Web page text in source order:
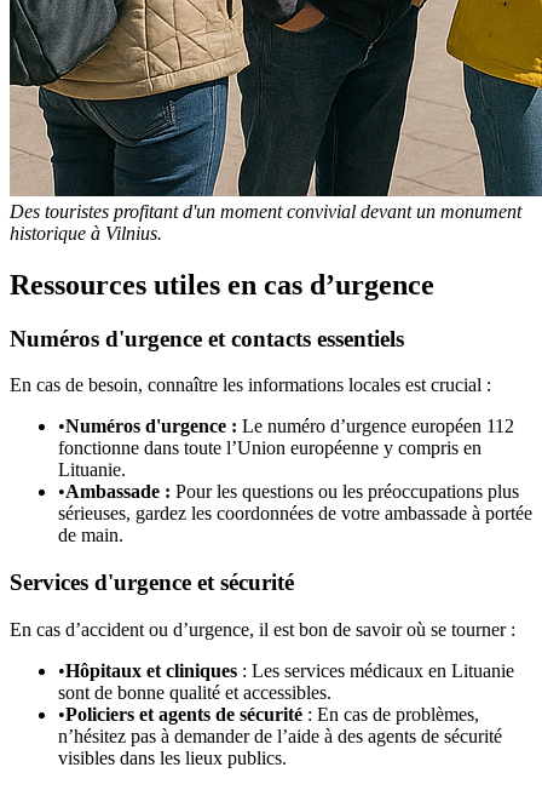
Des touristes profitant d'un moment convivial devant un monument
historique à Vilnius.
Ressources utiles en cas d’urgence
Numéros d'urgence et contacts essentiels
En cas de besoin, connaître les informations locales est crucial :
•Numéros d'urgence : Le numéro d’urgence européen 112
fonctionne dans toute l’Union européenne y compris en
Lituanie.
•Ambassade : Pour les questions ou les préoccupations plus
sérieuses, gardez les coordonnées de votre ambassade à portée
de main.
Services d'urgence et sécurité
En cas d’accident ou d’urgence, il est bon de savoir où se tourner :
•Hôpitaux et cliniques : Les services médicaux en Lituanie
sont de bonne qualité et accessibles.
•Policiers et agents de sécurité : En cas de problèmes,
n’hésitez pas à demander de l’aide à des agents de sécurité
visibles dans les lieux publics.